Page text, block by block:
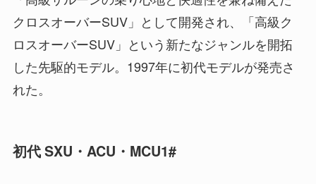
クロスオーバーSUV」として開発され、「高級ク
ロスオーバーSUV」という新たなジャンルを開拓
した先駆的モデル。1997年に初代モデルが発売さ
れた。
初代 SXU・ACU・MCU1#